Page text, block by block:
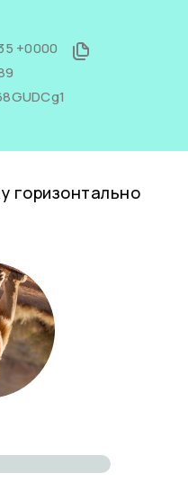
+0000
горизонтально